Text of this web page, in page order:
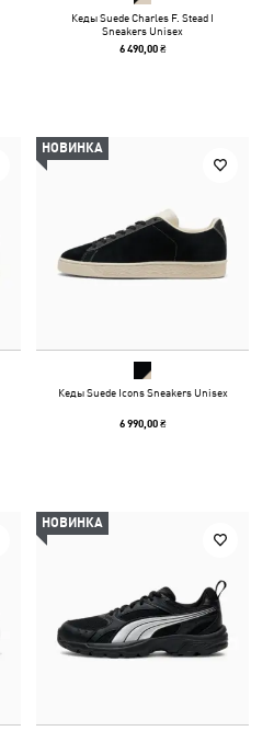
Кеды Suede Charles F. Stead I
Sneakers Unisex
6 490,00 ₴
НОВИНКА
Кеды Suede Icons Sneakers Unisex
6 990,00 ₴
НОВИНКА